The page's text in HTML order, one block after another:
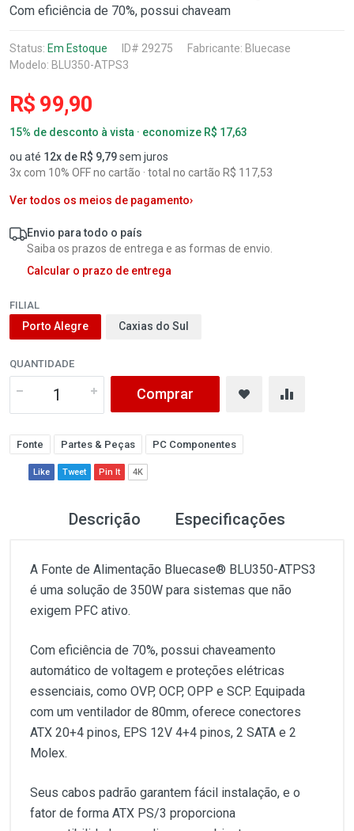
Com eficiência de 70%, possui chaveam
Status: Em Estoque ID# 29275 Fabricante: Bluecase
Modelo: BLU350-ATPS3
R$ 99,90
15% de desconto à vista · economize R$ 17,63
ou até 12x de R$ 9,79sem juros
3x com 10% OFF no cartão · total no cartão R$ 117,53
Ver todos os meios de pagamento›
Envio para todo o país
Saiba os prazos de entrega e as formas de envio.
Calcular o prazo de entrega
FILIAL
Porto Alegre Caxias do Sul
QUANTIDADE
Comprar
Fonte Partes & Peças PC Componentes
Like Tweet Pin It 4K
Descrição Especificações
A Fonte de Alimentação Bluecase® BLU350-ATPS3
é uma solução de 350W para sistemas que não
exigem PFC ativo.
Com eficiência de 70%, possui chaveamento
automático de voltagem e proteções elétricas
essenciais, como OVP, OCP, OPP e SCP. Equipada
com um ventilador de 80mm, oferece conectores
ATX 20+4 pinos, EPS 12V 4+4 pinos, 2 SATA e 2
Molex.
Seus cabos padrão garantem fácil instalação, e o
fator de forma ATX PS/3 proporciona